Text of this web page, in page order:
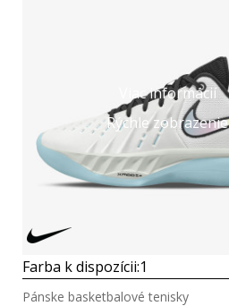
Viac informácií
Rýchle zobrazenie
Farba k dispozícii:1
Pánske basketbalové tenisky